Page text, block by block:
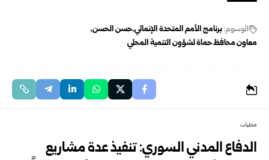
الوسوم:برنامج الأمم المتحدة الإنمائي حسن الحسن
معاون محافظ حماة لشؤون التنمية المحلي
محليات
الدفاع المدني السوري: تنفيذ عدة مشاريع